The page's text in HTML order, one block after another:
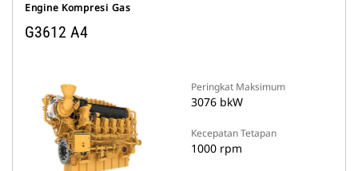
Engine Kompresi Gas
G3612 A4
Peringkat Maksimum
3076 bkW
Kecepatan Tetapan
1000 rpm